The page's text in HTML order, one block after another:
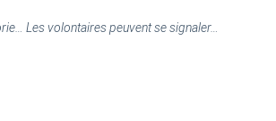
Les volontaires peuvent se signaler…